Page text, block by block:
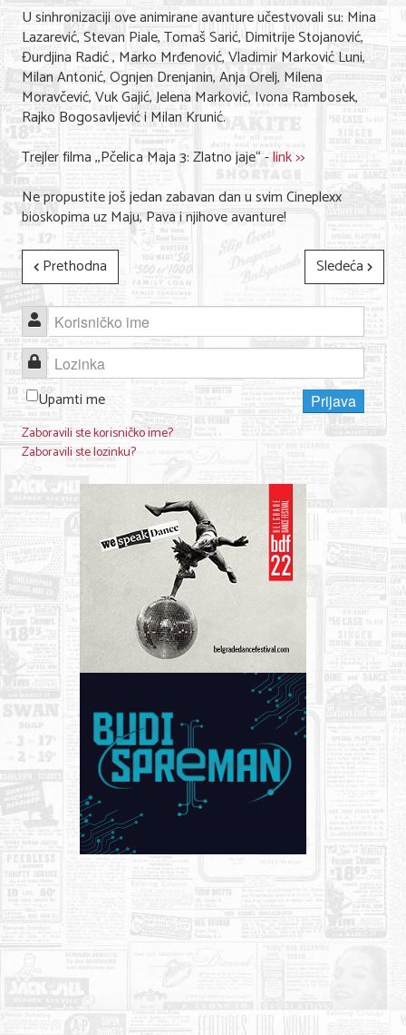
Gastronomija
Sport i rekreacija
Zdravlje i medicina
Hobi i razonoda
UPIS FIRMI
MARKETING
KONTAKT
O NAMA
U sinhronizaciji ove animirane avanture učestvovali su: Mina
Lazarević, Stevan Piale, Tomaš Sarić, Dimitrije Stojanović,
Đurdjina Radić , Marko Mrđenović, Vladimir Marković Luni,
Milan Antonić, Ognjen Drenjanin, Anja Orelj, Milena
Moravčević, Vuk Gajić, Jelena Marković, Ivona Rambosek,
Rajko Bogosavljević i Milan Krunić.
Trejler filma ,,Pčelica Maja 3: Zlatno jaje“ -link >>
Ne propustite još jedan zabavan dan u svim Cineplexx
bioskopima uz Maju, Pava i njihove avanture!
Prethodna
Sledeća
Korisničko ime
Lozinka
Upamti me
Prijava
Zaboravili ste korisničko ime?
Zaboravili ste lozinku?